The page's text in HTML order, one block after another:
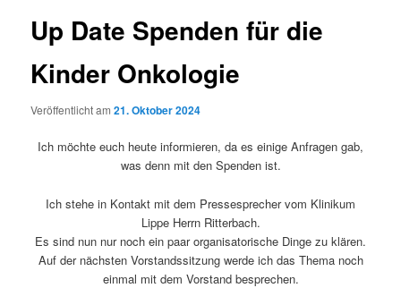
Up Date Spenden für die
Kinder Onkologie
Veröffentlicht am21. Oktober 2024
Ich möchte euch heute informieren, da es einige Anfragen gab,
was denn mit den Spenden ist.
Ich stehe in Kontakt mit dem Pressesprecher vom Klinikum
Lippe Herrn Ritterbach.
Es sind nun nur noch ein paar organisatorische Dinge zu klären.
Auf der nächsten Vorstandssitzung werde ich das Thema noch
einmal mit dem Vorstand besprechen.